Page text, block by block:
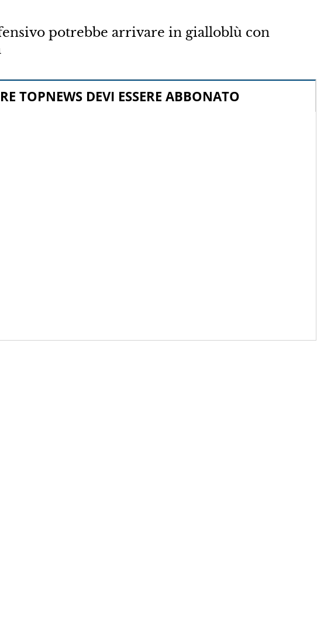
potrebbe arrivare in gialloblù con
TOPNEWS DEVI ESSERE ABBONATO